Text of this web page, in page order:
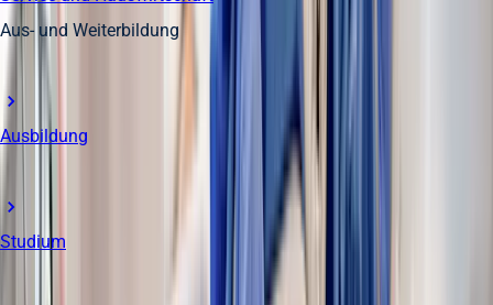
Aus- und Weiterbildung
Ausbildung
Studium